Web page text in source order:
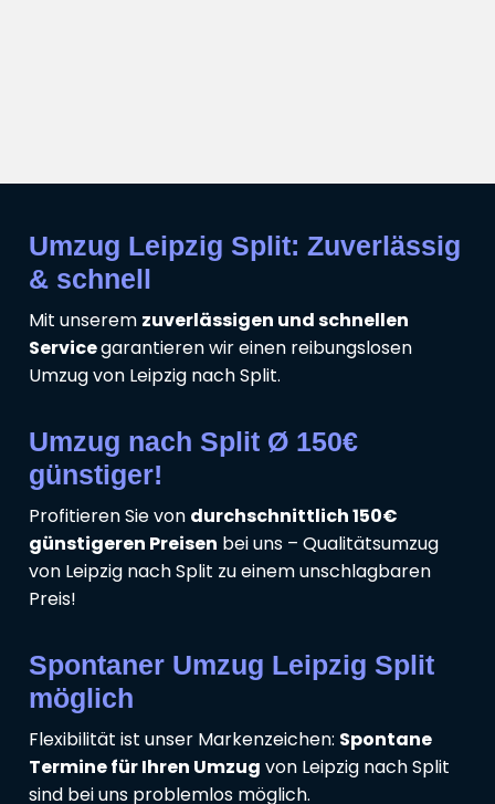
Umzug Leipzig Split: Zuverlässig
& schnell
Mit unserem zuverlässigen und schnellen
Servicegarantieren wir einen reibungslosen
Umzug von Leipzig nach Split.
Umzug nach Split Ø 150€
günstiger!
Profitieren Sie von durchschnittlich 150€
günstigeren Preisen bei uns – Qualitätsumzug
von Leipzig nach Split zu einem unschlagbaren
Preis!
Spontaner Umzug Leipzig Split
möglich
Flexibilität ist unser Markenzeichen: Spontane
Termine für Ihren Umzug von Leipzig nach Split
sind bei uns problemlos möglich.